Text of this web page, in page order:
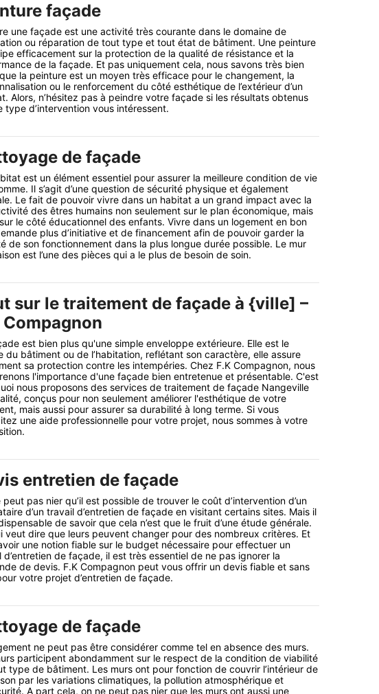
façade
une façade est une activité très courante dans le domaine de
ou réparation de tout type et tout état de bâtiment. Une peinture
efficacement sur la protection de la qualité de résistance et la
de la façade. Et pas uniquement cela, nous savons très bien
la peinture est un moyen très efficace pour le changement, la
ou le renforcement du côté esthétique de l’extérieur d’un
Alors, n’hésitez pas à peindre votre façade si les résultats obtenus
type d’intervention vous intéressent.
de façade
est un élément essentiel pour assurer la meilleure condition de vie
Il s’agit d’une question de sécurité physique et également
Le fait de pouvoir vivre dans un habitat a un grand impact avec la
des êtres humains non seulement sur le plan économique, mais
le côté éducationnel des enfants. Vivre dans un logement en bon
plus d’initiative et de financement afin de pouvoir garder la
de son fonctionnement dans la plus longue durée possible. Le mur
est l’une des pièces qui a le plus de besoin de soin.
sur le traitement de façade à {ville] –
Compagnon
est bien plus qu'une simple enveloppe extérieure. Elle est le
du bâtiment ou de l’habitation, reflétant son caractère, elle assure
sa protection contre les intempéries. Chez F.K Compagnon, nous
l'importance d'une façade bien entretenue et présentable. C'est
nous proposons des services de traitement de façade Nangeville
conçus pour non seulement améliorer l'esthétique de votre
mais aussi pour assurer sa durabilité à long terme. Si vous
une aide professionnelle pour votre projet, nous sommes à votre
entretien de façade
peut pas nier qu’il est possible de trouver le coût d’intervention d’un
d’un travail d’entretien de façade en visitant certains sites. Mais il
de savoir que cela n’est que le fruit d’une étude générale.
veut dire que leurs peuvent changer pour des nombreux critères. Et
une notion fiable sur le budget nécessaire pour effectuer un
d’entretien de façade, il est très essentiel de ne pas ignorer la
de devis. F.K Compagnon peut vous offrir un devis fiable et sans
votre projet d’entretien de façade.
de façade
ne peut pas être considérer comme tel en absence des murs.
participent abondamment sur le respect de la condition de viabilité
type de bâtiment. Les murs ont pour fonction de couvrir l’intérieur de
par les variations climatiques, la pollution atmosphérique et
A part cela, on ne peut pas nier que les murs ont aussi une